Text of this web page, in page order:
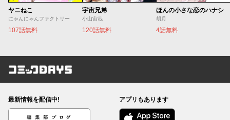
ヤニねこ
にゃんにゃんファクトリー
107話無料
宇宙兄弟
小山宙哉
120話無料
ほんの小さな恋のハナシ
胡月
4話無料
コミックDAYS
最新情報を配信中!
編集部ブログ
アプリもあります